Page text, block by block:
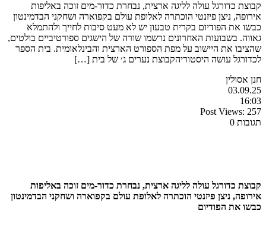
קבוצת כדורגל עולה לליגה ארצית, נבחרת כדור-מים זוכה באליפות
אירופה, ניצן פיזנטי הוכתרה לאלופת עולם בקפוארה ושחקני הבדמינטון
כבשו את הפודיום בקרית טבעון יש לא מעט סיבות לחייך ולהתמלא
גאווה. בשבועות האחרונים נרשמו שורה של הישגים ספורטיביים בולטים,
שהציבו את היישוב על מפת הספורט הארצית והבינלאומית. בית הספר
לכדורגל עושה היסטוריהקבוצת נערים ג׳ של בית […]
חנן אסולין
03.09.25
16:03
Post Views: 257
תגובות 0
קבוצת כדורגל עולה לליגה ארצית, נבחרת כדור-מים זוכה באליפות
אירופה, ניצן פיזנטי הוכתרה לאלופת עולם בקפוארה ושחקני הבדמינטון
כבשו את הפודיום